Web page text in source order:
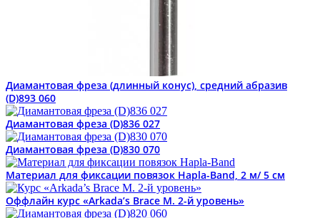
Диамантовая фреза (длинный конус), средний абразив
(D)893 060
Диамантовая фреза (D)836 027
Диамантовая фреза (D)830 070
Материал для фиксации повязок Hapla-Band, 2 м/ 5 см
Оффлайн курс «Arkada’s Brace M. 2-й уровень»